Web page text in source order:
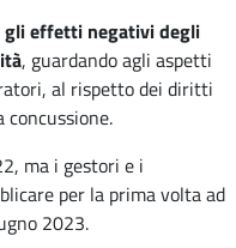
gli effetti negativi degli
, guardando agli aspetti
al rispetto dei diritti
ma i gestori e i
per la prima volta ad
2023.